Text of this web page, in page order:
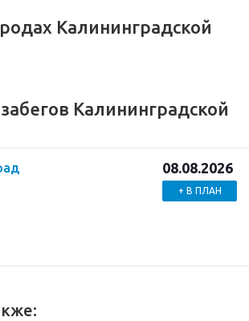
Калининградской
Калининградской
08.08.2026
+ В ПЛАН